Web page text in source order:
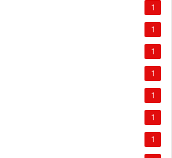
1
1
1
1
1
1
1